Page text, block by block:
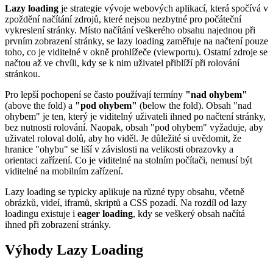
Lazy loading je strategie vývoje webových aplikací, která spočívá v
zpoždění načítání zdrojů, které nejsou nezbytné pro počáteční
vykreslení stránky. Místo načítání veškerého obsahu najednou při
prvním zobrazení stránky, se lazy loading zaměřuje na načtení pouze
toho, co je viditelné v okně prohlížeče (viewportu). Ostatní zdroje se
načtou až ve chvíli, kdy se k nim uživatel přiblíží při rolování
stránkou.
Pro lepší pochopení se často používají termíny "nad ohybem"
(above the fold) a "pod ohybem" (below the fold). Obsah "nad
ohybem" je ten, který je viditelný uživateli ihned po načtení stránky,
bez nutnosti rolování. Naopak, obsah "pod ohybem" vyžaduje, aby
uživatel roloval dolů, aby ho viděl. Je důležité si uvědomit, že
hranice "ohybu" se liší v závislosti na velikosti obrazovky a
orientaci zařízení. Co je viditelné na stolním počítači, nemusí být
viditelné na mobilním zařízení.
Lazy loading se typicky aplikuje na různé typy obsahu, včetně
obrázků, videí, iframů, skriptů a CSS pozadí. Na rozdíl od lazy
loadingu existuje i eager loading, kdy se veškerý obsah načítá
ihned při zobrazení stránky.
Výhody Lazy Loading